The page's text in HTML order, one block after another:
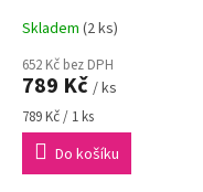
SmartLife kompatibilní
Skladem (2 ks)
652 Kč bez DPH
789 Kč / ks
Měrná
cena:
789 Kč / 1 ks
Do košíku